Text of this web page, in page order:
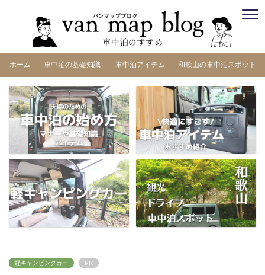
ホーム 車中泊の基礎知識 車中泊アイテム 和歌山の車中泊スポット
軽キャンピングカー PR